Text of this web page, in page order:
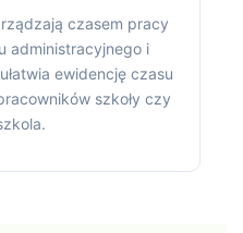
czasem pracy
administracyjnego i
ewidencję czasu
szkoły czy